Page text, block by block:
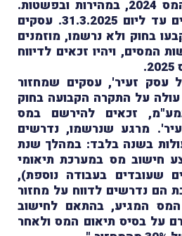
והתשלום עבור שנת המס 2024, במהירות ובפשטות.
את הדיווח יש להשלים עד ליום 31.3.2025. עסקים
בחוק ולא נרשמו, מוזמנים
המסים, ויהיו זכאים לדיווח
עסק זעיר', עסקים שמחזור
על התקרה הקבועה בחוק
זכאים להירשם במס
מרגע שנרשמו, נדרשים
בשנה בלבד: במהלך שנת
חישוב מס במערכת תיאומי
שעובדים בעבודה נוספת),
הם נדרשים לדווח על מחזור
המגיע, בהתאם לחישוב
על בסיס תיאום המס ולאחר